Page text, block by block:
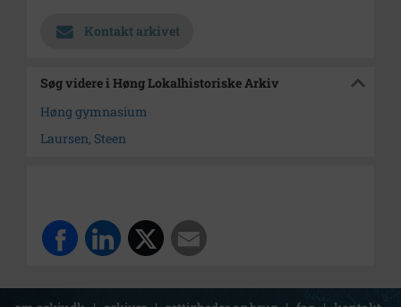
Kontakt arkivet
Søg videre i Høng Lokalhistoriske Arkiv
Høng gymnasium
Laursen, Steen